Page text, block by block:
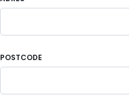
POSTCODE